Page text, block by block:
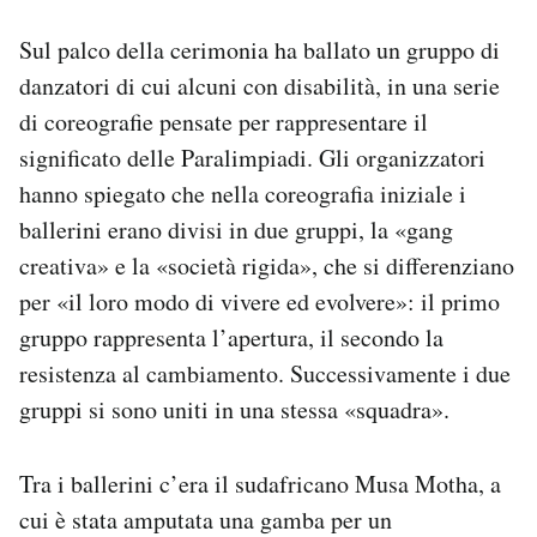
Sul palco della cerimonia ha ballato un gruppo di
danzatori di cui alcuni con disabilità, in una serie
di coreografie pensate per rappresentare il
significato delle Paralimpiadi. Gli organizzatori
hanno spiegato che nella coreografia iniziale i
ballerini erano divisi in due gruppi, la «gang
creativa» e la «società rigida», che si differenziano
per «il loro modo di vivere ed evolvere»: il primo
gruppo rappresenta l’apertura, il secondo la
resistenza al cambiamento. Successivamente i due
gruppi si sono uniti in una stessa «squadra».
Tra i ballerini c’era il sudafricano Musa Motha, a
cui è stata amputata una gamba per un